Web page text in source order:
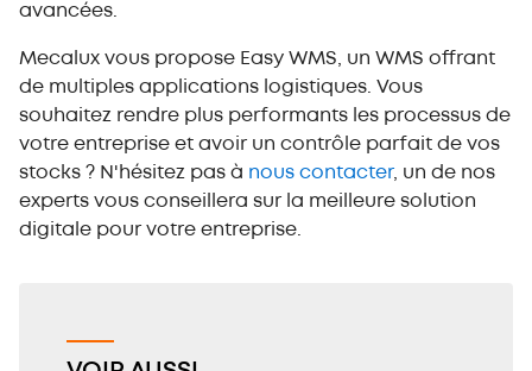
avancées.
Mecalux vous propose Easy WMS, un WMS offrant
de multiples applications logistiques. Vous
souhaitez rendre plus performants les processus de
votre entreprise et avoir un contrôle parfait de vos
stocks ? N'hésitez pas à nous contacter, un de nos
experts vous conseillera sur la meilleure solution
digitale pour votre entreprise.